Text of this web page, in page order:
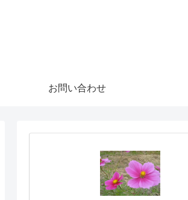
お問い合わせ